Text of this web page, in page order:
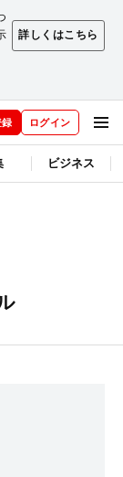
詳しくはこちら
ログイン
ビジネス